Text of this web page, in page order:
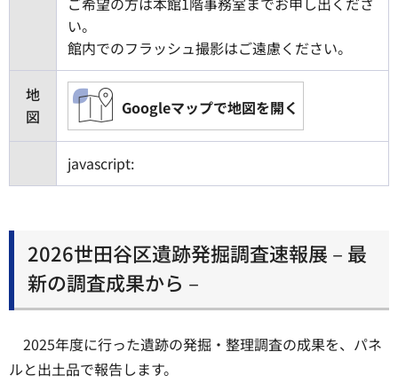
い。
館内でのフラッシュ撮影はご遠慮ください。
地
図
Googleマップで地図を開く
javascript:
2026世田谷区遺跡発掘調査速報展－最
新の調査成果から－
2025年度に行った遺跡の発掘・整理調査の成果を、パネ
ルと出土品で報告します。